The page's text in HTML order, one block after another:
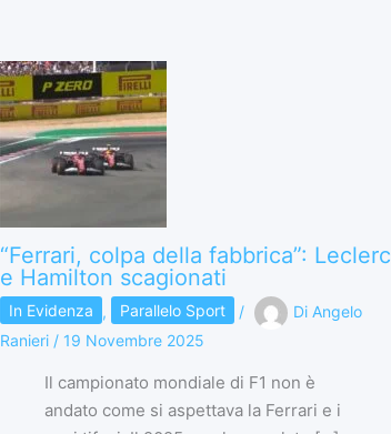
“Ferrari, colpa della fabbrica”: Leclerc
e Hamilton scagionati
In Evidenza Parallelo Sport / Di Angelo
Ranieri / 19 Novembre 2025
Il campionato mondiale di F1 non è
andato come si aspettava la Ferrari e i